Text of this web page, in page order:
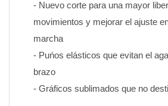
- Nuevo corte para una mayor
movimientos y mejorar el ajuste
marcha
- Puńos elásticos que evitan el
brazo
- Gráficos sublimados que no